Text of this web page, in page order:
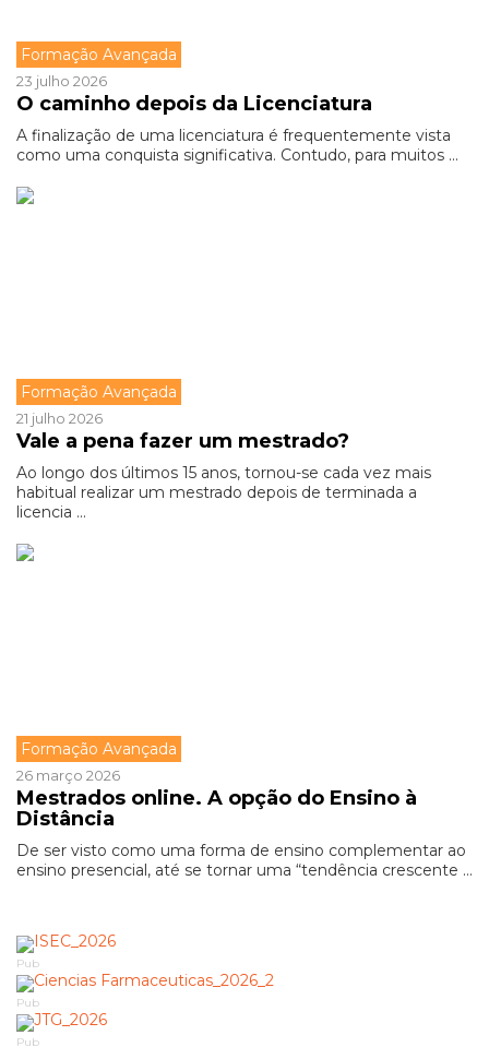
Formação Avançada
23 julho 2026
O caminho depois da Licenciatura
A finalização de uma licenciatura é frequentemente vista
como uma conquista significativa. Contudo, para muitos ...
Formação Avançada
21 julho 2026
Vale a pena fazer um mestrado?
Ao longo dos últimos 15 anos, tornou-se cada vez mais
habitual realizar um mestrado depois de terminada a
licencia ...
Formação Avançada
26 março 2026
Mestrados online. A opção do Ensino à
Distância
De ser visto como uma forma de ensino complementar ao
ensino presencial, até se tornar uma “tendência crescente ...
Pub
Pub
Pub